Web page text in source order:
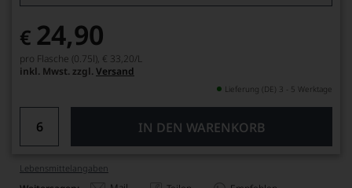
€ 24,90
pro Flasche (0.75l), € 33,20/L
inkl. Mwst. zzgl. Versand
Lieferung (DE) 3 - 5 Werktage
IN DEN WARENKORB
Lebensmittel­angaben